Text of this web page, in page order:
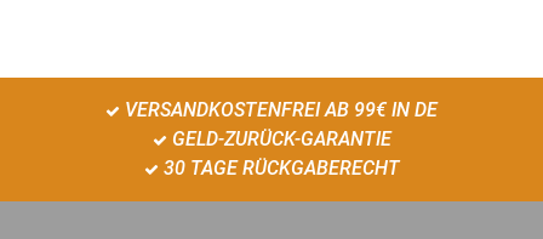
VERSANDKOSTENFREI AB 99€ IN DE
GELD-ZURÜCK-GARANTIE
30 TAGE RÜCKGABERECHT